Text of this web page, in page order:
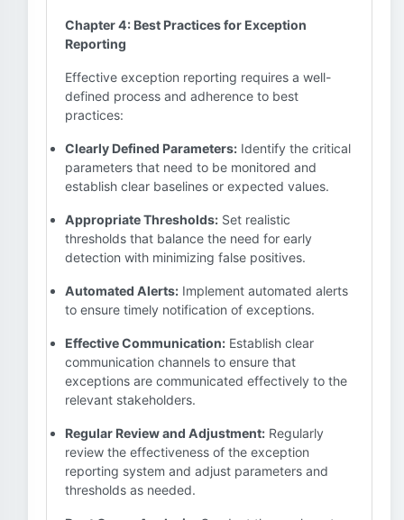
Chapter 4: Best Practices for Exception
Reporting
Effective exception reporting requires a well-
defined process and adherence to best
practices:
Clearly Defined Parameters: Identify the critical
parameters that need to be monitored and
establish clear baselines or expected values.
Appropriate Thresholds: Set realistic
thresholds that balance the need for early
detection with minimizing false positives.
Automated Alerts: Implement automated alerts
to ensure timely notification of exceptions.
Effective Communication: Establish clear
communication channels to ensure that
exceptions are communicated effectively to the
relevant stakeholders.
Regular Review and Adjustment: Regularly
review the effectiveness of the exception
reporting system and adjust parameters and
thresholds as needed.